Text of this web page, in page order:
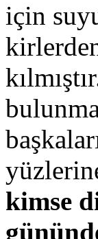
için
kimse